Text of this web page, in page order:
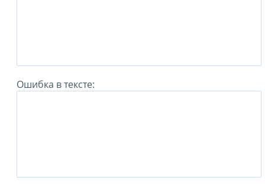
Ошибка в тексте: